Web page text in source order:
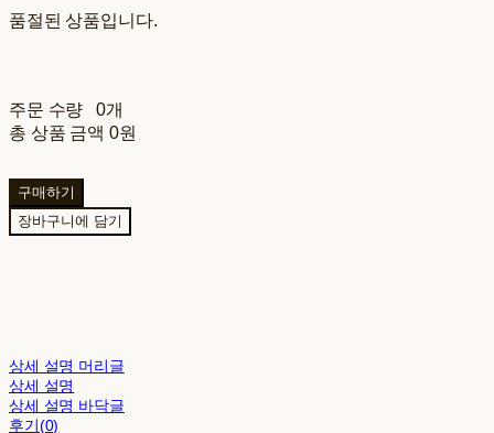
품절된 상품입니다.
주문 수량
0개
총 상품 금액 0원
구매하기
장바구니에 담기
상세 설명 머리글
상세 설명
상세 설명 바닥글
후기(0)